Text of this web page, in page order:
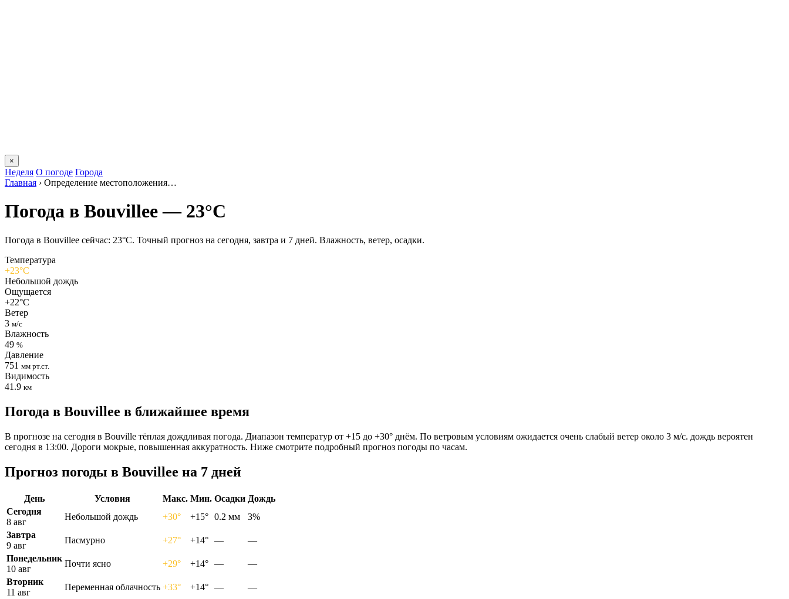
×
Неделя О погоде Города
Главная › Определение местоположения…
Погода в Bouvilleе — 23°C
Погода в Bouvilleе сейчас: 23°C. Точный прогноз на сегодня, завтра и 7 дней. Влажность, ветер, осадки.
Температура
+23°C
Небольшой дождь
Ощущается
+22°C
Ветер
3 м/с
Влажность
49 %
Давление
751 мм рт.ст.
Видимость
41.9 км
Погода в Bouvilleе в ближайшее время
В прогнозе на сегодня в Bouville тёплая дождливая погода. Диапазон температур от +15 до +30° днём. По ветровым условиям ожидается очень слабый ветер около 3 м/с. дождь вероятен
сегодня в 13:00. Дороги мокрые, повышенная аккуратность. Ниже смотрите подробный прогноз погоды по часам.
Прогноз погоды в Bouvilleе на 7 дней
День Условия Макс. Мин. Осадки Дождь
Сегодня
8 авг
Небольшой дождь +30° +15° 0.2 мм
3%
Завтра
9 авг
Пасмурно +27° +14° —
—
Понедельник
10 авг
Почти ясно +29° +14° —
—
Вторник
11 авг
Переменная облачность +33° +14° —
—